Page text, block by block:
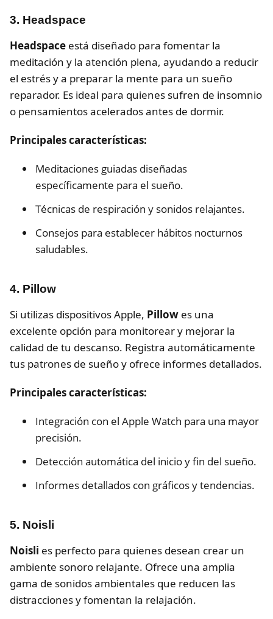
3. Headspace
Headspace está diseñado para fomentar la
meditación y la atención plena, ayudando a reducir
el estrés y a preparar la mente para un sueño
reparador. Es ideal para quienes sufren de insomnio
o pensamientos acelerados antes de dormir.
Principales características:
Meditaciones guiadas diseñadas
específicamente para el sueño.
Técnicas de respiración y sonidos relajantes.
Consejos para establecer hábitos nocturnos
saludables.
4. Pillow
Si utilizas dispositivos Apple, Pillow es una
excelente opción para monitorear y mejorar la
calidad de tu descanso. Registra automáticamente
tus patrones de sueño y ofrece informes detallados.
Principales características:
Integración con el Apple Watch para una mayor
precisión.
Detección automática del inicio y fin del sueño.
Informes detallados con gráficos y tendencias.
5. Noisli
Noisli es perfecto para quienes desean crear un
ambiente sonoro relajante. Ofrece una amplia
gama de sonidos ambientales que reducen las
distracciones y fomentan la relajación.